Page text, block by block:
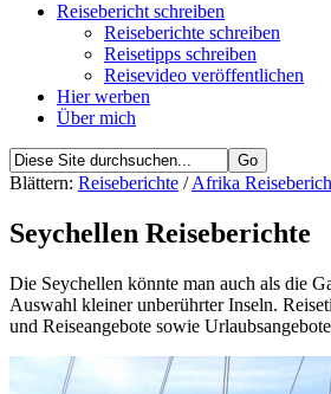
Reisebericht schreiben
Reiseberichte schreiben
Reisetipps schreiben
Reisevideo veröffentlichen
Hier werben
Über mich
Blättern: Reiseberichte /Afrika
Seychellen Reiseberichte
Die Seychellen könnte man auch als die
Auswahl kleiner unberührter Inseln.
und Reiseangebote sowie